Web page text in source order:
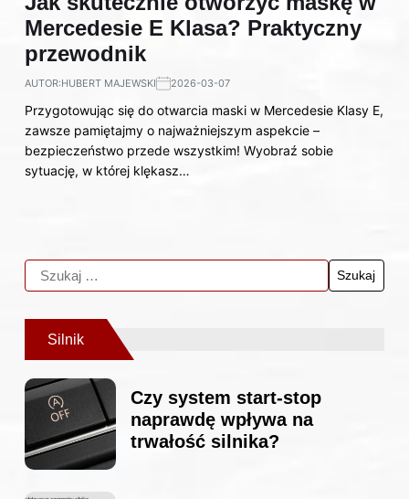
Mercedesie E Klasa? Praktyczny
przewodnik
AUTOR:HUBERT MAJEWSKI 2026-03-07
Przygotowując się do otwarcia maski w Mercedesie Klasy E,
zawsze pamiętajmy o najważniejszym aspekcie –
bezpieczeństwo przede wszystkim! Wyobraź sobie
sytuację, w której klękasz…
Silnik
Czy system start-stop
naprawdę wpływa na
trwałość silnika?